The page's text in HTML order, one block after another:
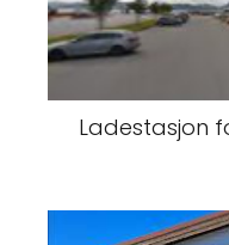
Ladestasjon